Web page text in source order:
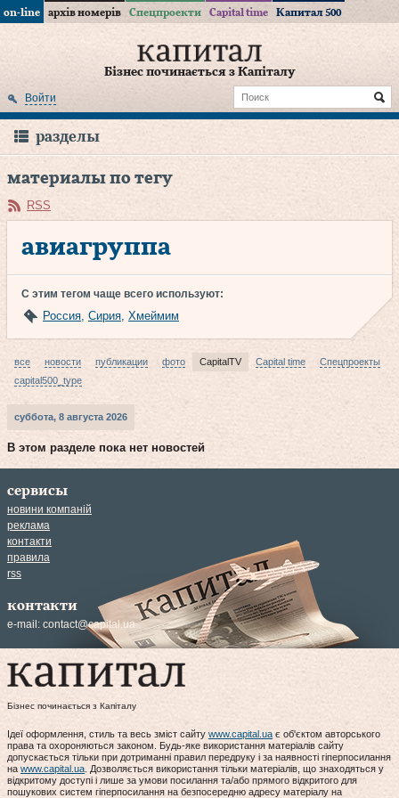
on-line архів номерів Спецпроекти Capital time Капитал 500
Бізнес починається з Капіталу
Войти
разделы
материалы по тегу
RSS
авиагруппа
С этим тегом чаще всего используют:
Россия, Сирия, Хмеймим
все новости публикации фото CapitalTV Capital time
Спецпроекты
capital500_type
суббота, 8 августа 2026
В этом разделе пока нет новостей
сервисы
новини компаній
реклама
контакти
правила
rss
контакти
e-mail: contact@capital.ua
Бізнес починається з Капіталу
Ідеї оформлення, стиль та весь зміст сайту www.capital.ua є об'єктом авторського
права та охороняються законом. Будь-яке використання матеріалів сайту
допускається тільки при дотриманні правил передруку і за наявності гіперпосилання
на www.capital.ua . Дозволяється використання тільки матеріалів, що знаходяться у
відкритому доступі і лише за умови посилання та/або прямого відкритого для
пошукових систем гіперпосилання на безпосередню адресу матеріалу на